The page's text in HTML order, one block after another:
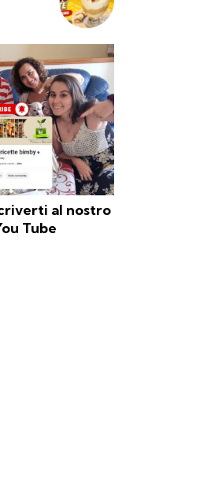
al nostro
Tube